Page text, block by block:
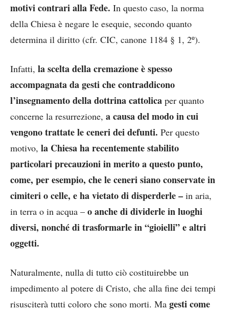
motivi contrari alla Fede. In questo caso, la norma
della Chiesa è negare le esequie, secondo quanto
determina il diritto (cfr. CIC, canone 1184 § 1, 2º).
Infatti, la scelta della cremazione è spesso
accompagnata da gesti che contraddicono
l’insegnamento della dottrina cattolica per quanto
concerne la resurrezione, a causa del modo in cui
vengono trattate le ceneri dei defunti. Per questo
motivo, la Chiesa ha recentemente stabilito
particolari precauzioni in merito a questo punto,
come, per esempio, che le ceneri siano conservate in
cimiteri o celle, e ha vietato di disperderle – in aria,
in terra o in acqua – o anche di dividerle in luoghi
diversi, nonché di trasformarle in “gioielli” e altri
oggetti.
Naturalmente, nulla di tutto ciò costituirebbe un
impedimento al potere di Cristo, che alla fine dei tempi
risusciterà tutti coloro che sono morti. Ma gesti come